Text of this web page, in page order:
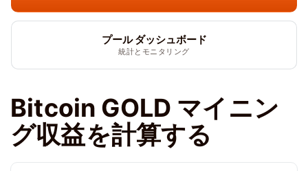
プール ダッシュボード
統計とモニタリング
Bitcoin GOLD マイニン
グ収益を計算する